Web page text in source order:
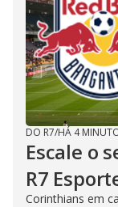
DO R7/HÁ 4
Escale o
R7
Corinthians em